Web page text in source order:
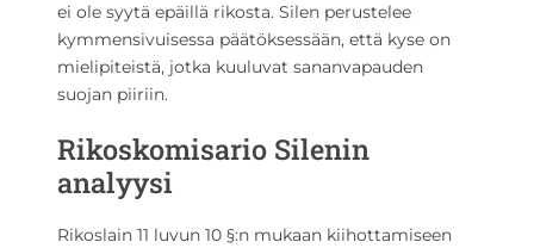
ei ole syytä epäillä rikosta. Silen perustelee
kymmensivuisessa päätöksessään, että kyse on
mielipiteistä, jotka kuuluvat sananvapauden
suojan piiriin.
Rikoskomisario Silenin
analyysi
Rikoslain 11 luvun 10 §:n mukaan kiihottamiseen